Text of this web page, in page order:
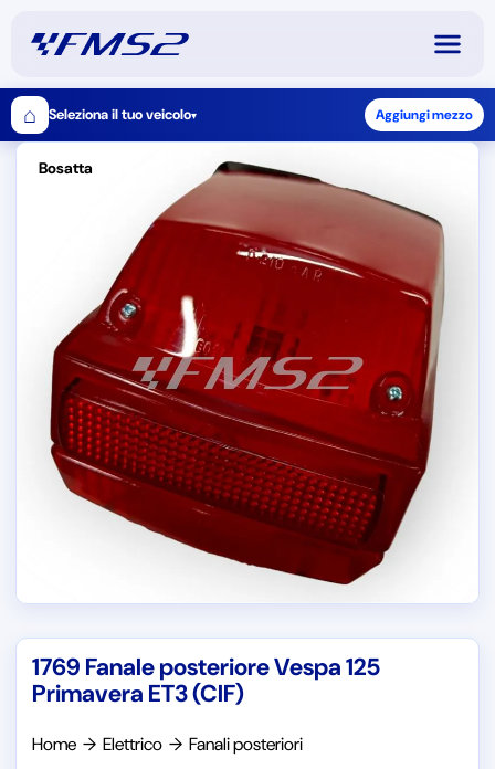
⌂ Seleziona il tuo veicolo▾ Aggiungi mezzo
Bosatta
1769 Fanale posteriore Vespa 125
Primavera ET3 (CIF)
Home → Elettrico → Fanali posteriori